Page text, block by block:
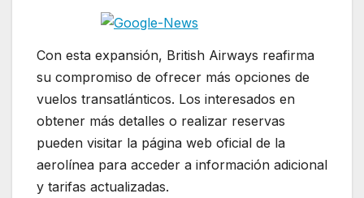
Con esta expansión, British Airways reafirma
su compromiso de ofrecer más opciones de
vuelos transatlánticos. Los interesados en
obtener más detalles o realizar reservas
pueden visitar la página web oficial de la
aerolínea para acceder a información adicional
y tarifas actualizadas.